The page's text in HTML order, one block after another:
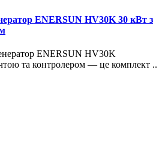
ENERSUN HV30K 30 кВт з
ENERSUN HV30K
та контролером — це комплект ..